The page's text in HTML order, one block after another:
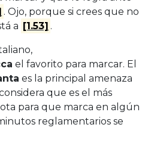
. Ojo, porque si crees que no
a [1.53] .
el favorito para marcar. El
es la principal amenaza
que es el más
para que marca en algún
reglamentarios se